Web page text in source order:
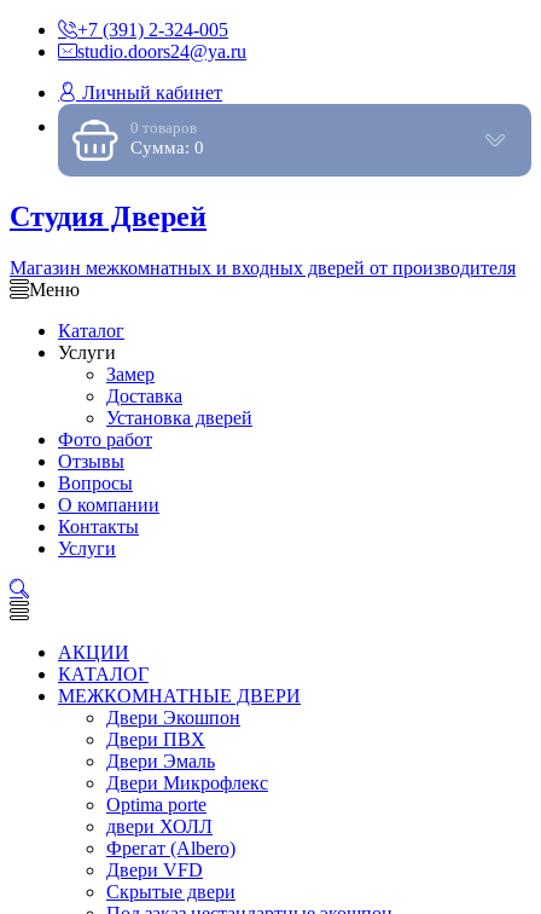
+7 (391) 2-324-005
studio.doors24@ya.ru
Личный кабинет
0 товаров
Сумма: 0
Студия Дверей
Магазин межкомнатных и входных дверей от производителя
Меню
Каталог
Услуги
Замер
Доставка
Установка дверей
Фото работ
Отзывы
Вопросы
О компании
Контакты
Услуги
АКЦИИ
КАТАЛОГ
МЕЖКОМНАТНЫЕ ДВЕРИ
Двери Экошпон
Двери ПВХ
Двери Эмаль
Двери Микрофлекс
Optima porte
двери ХОЛЛ
Фрегат (Albero)
Двери VFD
Скрытые двери